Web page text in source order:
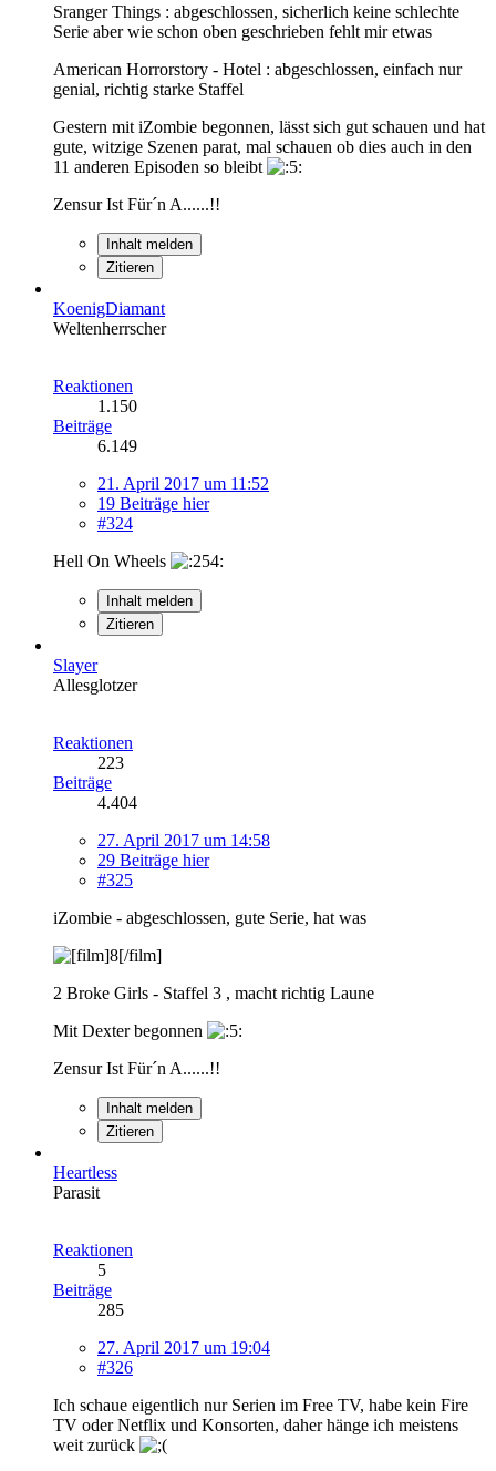
Sranger Things : abgeschlossen, sicherlich keine schlechte
Serie aber wie schon oben geschrieben fehlt mir etwas
American Horrorstory - Hotel : abgeschlossen, einfach nur
genial, richtig starke Staffel
Gestern mit iZombie begonnen, lässt sich gut schauen und hat
gute, witzige Szenen parat, mal schauen ob dies auch in den
11 anderen Episoden so bleibt
Zensur Ist Für´n A......!!
Inhalt melden
Zitieren
KoenigDiamant
Weltenherrscher
Reaktionen
1.150
Beiträge
6.149
21. April 2017 um 11:52
19 Beiträge hier
#324
Hell On Wheels
Inhalt melden
Zitieren
Slayer
Allesglotzer
Reaktionen
223
Beiträge
4.404
27. April 2017 um 14:58
29 Beiträge hier
#325
iZombie - abgeschlossen, gute Serie, hat was
2 Broke Girls - Staffel 3 , macht richtig Laune
Mit Dexter begonnen
Zensur Ist Für´n A......!!
Inhalt melden
Zitieren
Heartless
Parasit
Reaktionen
5
Beiträge
285
27. April 2017 um 19:04
#326
Ich schaue eigentlich nur Serien im Free TV, habe kein Fire
TV oder Netflix und Konsorten, daher hänge ich meistens
weit zurück